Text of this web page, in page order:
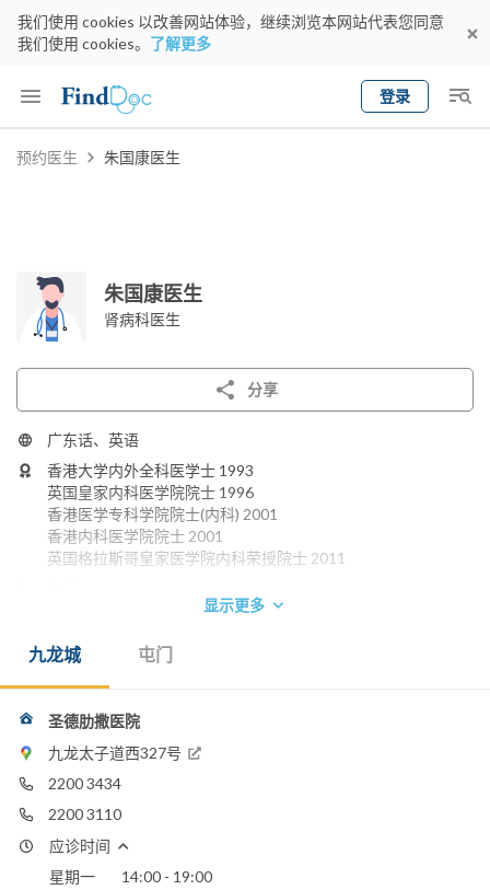
我们使用 cookies 以改善网站体验，继续浏览本网站代表您同意
我们使用 cookies。 了解更多
登录
Keyword
预约医生 朱国康医生
朱国康医生
肾病科医生
分享
广东话、英语
香港大学内外全科医学士 1993
英国皇家内科医学院院士 1996
香港医学专科学院院士(内科) 2001
香港内科医学院院士 2001
英国格拉斯哥皇家医学院内科荣授院士 2011
圣德肋撒医院
显示更多
九龙城 屯门
圣德肋撒医院
九龙太子道西327号
2200 3434
2200 3110
应诊时间
星期一
14:00 - 19:00